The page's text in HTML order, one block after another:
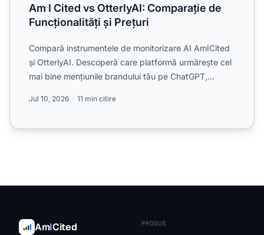
Am I Cited vs OtterlyAI: Comparație de
Funcționalități și Prețuri
Compară instrumentele de monitorizare AI AmICited
și OtterlyAI. Descoperă care platformă urmărește cel
mai bine mențiunile brandului tău pe ChatGPT,
Jul 10, 2026 11 min citire
AmICited PRODUS